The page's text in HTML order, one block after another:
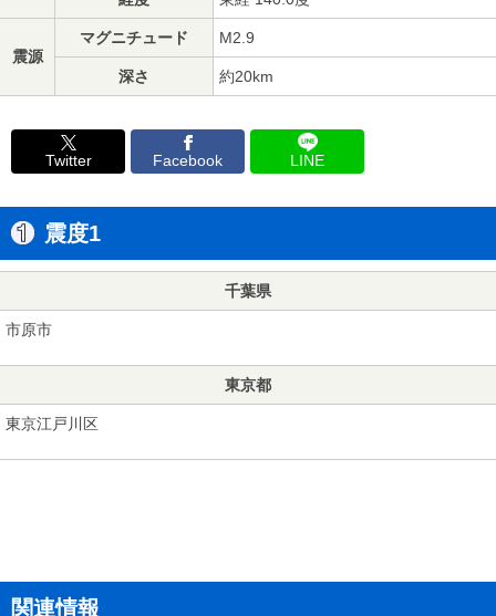
震源
マグニチュード M2.9
深さ 約20km
Twitter Facebook LINE
震度1
千葉県
市原市
東京都
東京江戸川区
関連情報